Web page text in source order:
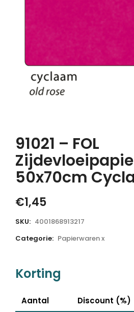
91021 – FOL
50x70cm
€1,45
SKU: 4001868913217
Categorie: Papierwaren x
Korting
Aantal Discount (%)